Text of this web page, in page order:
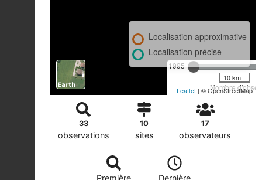
1995
Nombre
Localisation approximative
Localisation précise
10 km
Leaflet | © OpenStreetMap
33
observations
10
sites
17
observateurs
Première
Dernière